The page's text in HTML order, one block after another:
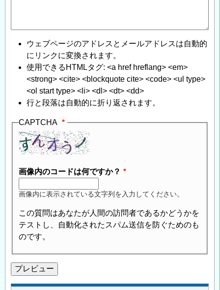
ウェブページのアドレスとメールアドレスは自動的
にリンクに変換されます。
使用できるHTMLタグ: <a href hreflang> <em>
<strong> <cite> <blockquote cite> <code> <ul type>
<ol start type> <li> <dl> <dt> <dd>
行と段落は自動的に折り返されます。
CAPTCHA
画像内のコードは何ですか？
画像内に表示されている文字列を入力してください。
この質問はあなたが人間の訪問者であるかどうかを
テストし、自動化されたスパム送信を防ぐためのも
のです。